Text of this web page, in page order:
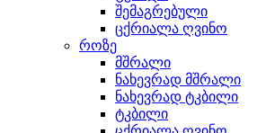
შემაგრებული
ცქრიალა ღვინო
როზე
მშრალი
ნახევრად მშრალი
ნახევრად ტკბილი
ტკბილი